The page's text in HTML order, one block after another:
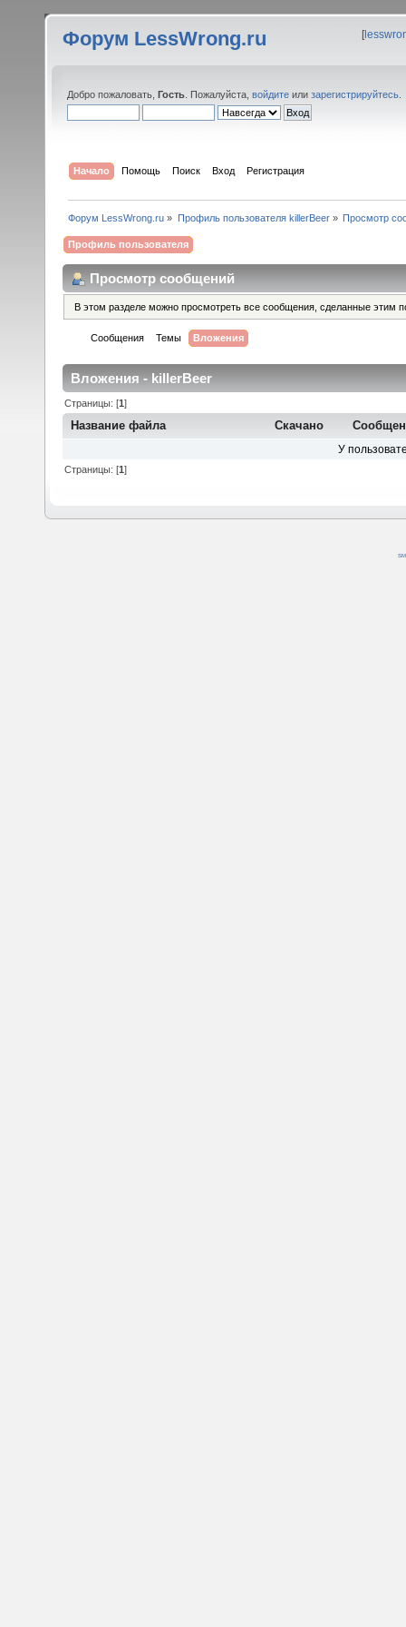
Форум LessWrong.ru [
Добро пожаловать, Гость . Пожалуйста, войдите или зарегистрируйтесь
Начало Помощь Поиск Вход Регистрация
Форум LessWrong.ru » Профиль пользователя killerBeer» Просмотр
Профиль пользователя
Просмотр сообщений
В этом разделе можно просмотреть все сообщения, сделанные этим
Сообщения Темы Вложения
Вложения - killerBeer
Страницы: [1]
Название файла Скачано
У
Страницы: [1]